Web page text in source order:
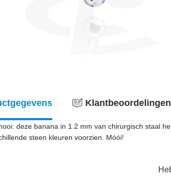
deze banana in 1.2 mm van chirurgisch staal
steen kleuren voorzien. Móói!